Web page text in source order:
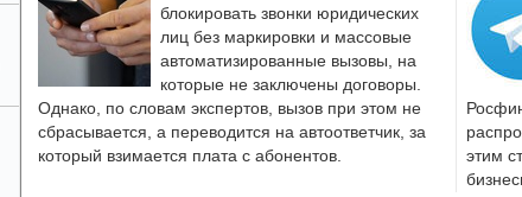
блокировать звонки юридических
лиц без маркировки и массовые
автоматизированные вызовы, на
которые не заключены договоры.
Однако, по словам экспертов, вызов при этом не
сбрасывается, а переводится на автоответчик, за
который взимается плата с абонентов.
этим